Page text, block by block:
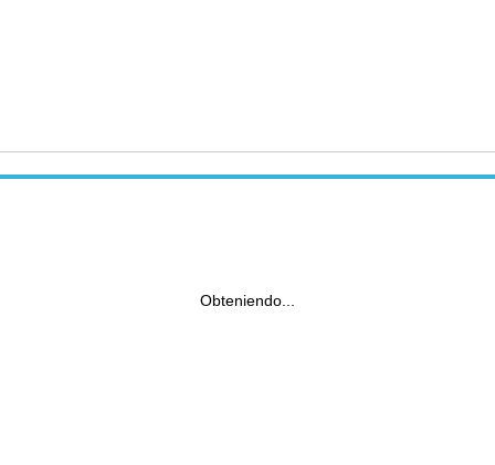
Obteniendo...